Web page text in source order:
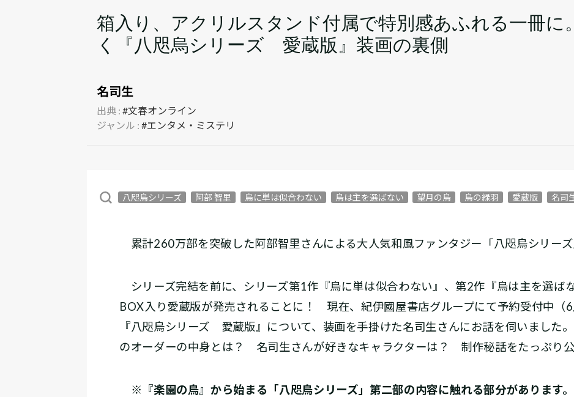
箱入り、アクリルスタンド付属で特別感あふれる一冊に
く『八咫烏シリーズ 愛蔵版』装画の裏側
名司生
出典 : #文春オンライン
ジャンル : #エンタメ・ミステリ
八咫烏シリーズ 阿部 智里 烏に単は似合わない 烏は主を選ばない 望月の烏 烏の緑羽 愛蔵版 名司
累計260万部を突破した阿部智里さんによる大人気和風ファンタジー「八咫烏シリーズ
シリーズ完結を前に、シリーズ第1作『烏に単は似合わない』、第2作『烏は主を選ば
BOX入り愛蔵版が発売されることに！ 現在、紀伊國屋書店グループにて予約受付中（
『八咫烏シリーズ 愛蔵版』について、装画を手掛けた名司生さんにお話を伺いました
のオーダーの中身とは？ 名司生さんが好きなキャラクターは？ 制作秘話をたっぷり公
※ 『楽園の烏』から始まる「八咫烏シリーズ」第二部の内容に触れる部分があります